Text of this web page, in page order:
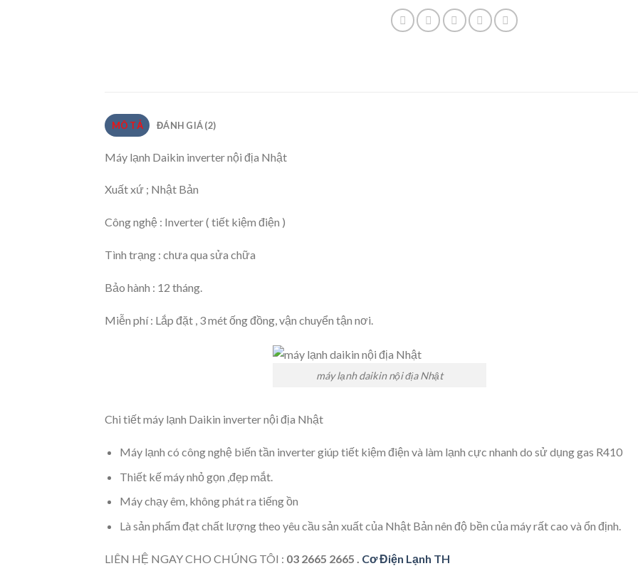
MÔ TẢ ĐÁNH GIÁ (2)
Máy lạnh Daikin inverter nội địa Nhật
Xuất xứ ; Nhật Bản
Công nghệ : Inverter ( tiết kiệm điện )
Tình trạng : chưa qua sửa chữa
Bảo hành : 12 tháng.
Miễn phí : Lắp đặt , 3 mét ống đồng, vận chuyển tận nơi.
máy lạnh daikin nội địa Nhật
Chi tiết máy lạnh Daikin inverter nội địa Nhật
Máy lạnh có công nghệ biến tần inverter giúp tiết kiệm điện và làm lạnh cực nhanh do sử dụng gas R410
Thiết kế máy nhỏ gọn ,đẹp mắt.
Máy chạy êm, không phát ra tiếng ồn
Là sản phẩm đạt chất lượng theo yêu cầu sản xuất của Nhật Bản nên độ bền của máy rất cao và ổn định.
LIÊN HỆ NGAY CHO CHÚNG TÔI : 03 2665 2665 . Cơ Điện Lạnh TH